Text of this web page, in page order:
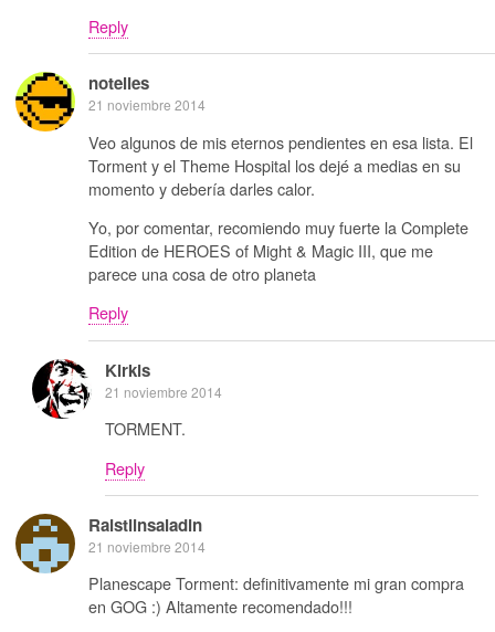
Reply
notelies
21 noviembre 2014
Veo algunos de mis eternos pendientes en esa lista. El
Torment y el Theme Hospital los dejé a medias en su
momento y debería darles calor.
Yo, por comentar, recomiendo muy fuerte la Complete
Edition de HEROES of Might & Magic III, que me
parece una cosa de otro planeta
Reply
Kirkis
21 noviembre 2014
TORMENT.
Reply
Raistlinsaladin
21 noviembre 2014
Planescape Torment: definitivamente mi gran compra
en GOG :) Altamente recomendado!!!